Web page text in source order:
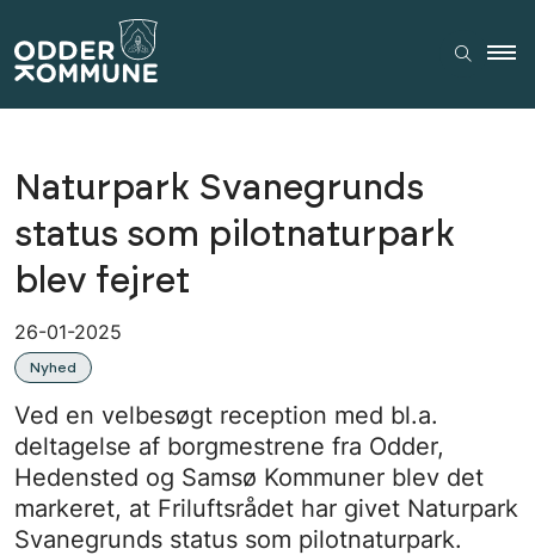
Naturpark Svanegrunds
status som pilotnaturpark
blev fejret
26-01-2025
Nyhed
Ved en velbesøgt reception med bl.a.
deltagelse af borgmestrene fra Odder,
Hedensted og Samsø Kommuner blev det
markeret, at Friluftsrådet har givet Naturpark
Svanegrunds status som pilotnaturpark.